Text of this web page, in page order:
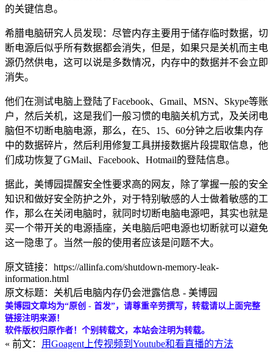
的关键信息。
希腊电脑研究人员发现：尽管内存主要用于储存临时数据，切
断电源后似乎所有数据都会消失，但是，如果只是关机而主电
源仍然供电，这可以说是多数情况，内存中的数据并不会立即
消失。
他们在测试电脑上登陆了Facebook、Gmail、MSN、Skype等账
户，然后关机，这是我们一般习惯的电脑关机方式，及关闭电
脑但不切断电脑电源，那么，在5、15、60分钟之后收集内存
中的数据碎片，然后利用修复工具拼接数据片段提取信息，他
们成功恢复了GMail、Facebook、Hotmail的登陆信息。
据此，美博园提醒安全性要求高的网友，除了掌握一般的安全
知识和做好安全防护之外，对于特别敏感的人士做着敏感的工
作，那么在关闭电脑时，就同时切断电脑电源吧，其实也就是
买一个带开关的电源插座，关电脑后吧电源也切断就可以避免
这一隐患了。当然一般的使用者应该是问题不大。
原文链接：https://allinfa.com/shutdown-memory-leak-
information.html
原文标题：关机后电脑内存仍会泄露信息 - 美博园
美博园文章均为“原创 - 首发”，请尊重辛劳撰写，转载请以上面完整
链接注明来源！
软件版权归原作者！个别转载文，本站会注明为转载。
« 前文： 用Goagent上传视频到Youtube和看直播的方法